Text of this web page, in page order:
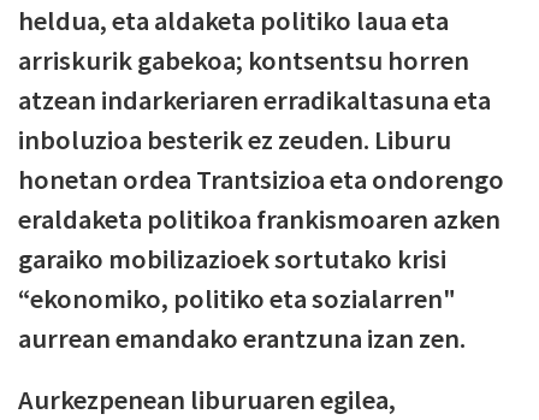
heldua, eta aldaketa politiko laua eta
arriskurik gabekoa; kontsentsu horren
atzean indarkeriaren erradikaltasuna eta
inboluzioa besterik ez zeuden. Liburu
honetan ordea Trantsizioa eta ondorengo
eraldaketa politikoa frankismoaren azken
garaiko mobilizazioek sortutako krisi
“ekonomiko, politiko eta sozialarren"
aurrean emandako erantzuna izan zen.
Aurkezpenean liburuaren egilea,